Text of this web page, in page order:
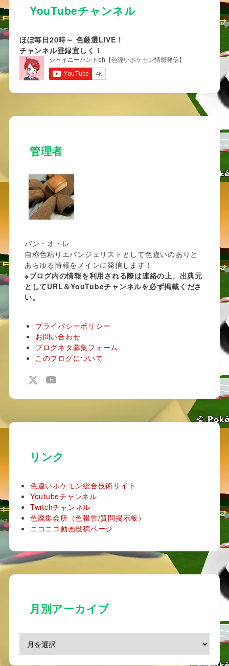
YouTubeチャンネル
ほぼ毎日20時～ 色厳選LIVE！
チャンネル登録宜しく！
管理者
パン・オ・レ
自称色粘りエバンジェリストとして色違いのありと
あらゆる情報をメインに発信します！
※ブログ内の情報を利用される際は連絡の上、出典元
としてURL＆YouTubeチャンネルを必ず掲載くださ
い。
プライバシーポリシー
お問い合わせ
ブログネタ募集フォーム
このブログについて
リンク
色違いポケモン総合技術サイト
Youtubeチャンネル
Twitchチャンネル
色廃集会所（色報告/質問掲示板）
ニコニコ動画投稿ページ
月別アーカイブ